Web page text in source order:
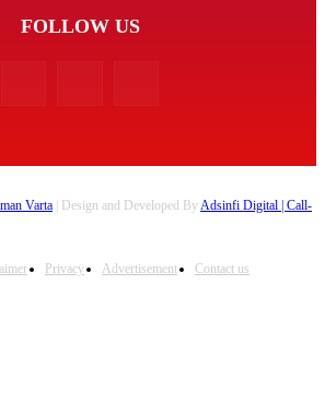
FOLLOW US
Varta | Design and Developed ByAdsinfi Digital | Call-
Privacy Advertisement Contact us